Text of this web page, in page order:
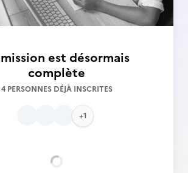
est désormais
complète
4 PERSONNES DÉJÀ INSCRITES
+1